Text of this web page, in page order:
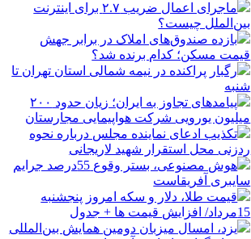
ماجرای اعمال ضریب ۲.۷ برای اینترنت
بین‌الملل چیست؟
بازده صندوق‌های املاک در برابر جهش
قیمت مسکن؛ کدام برنده شد؟
رگبار پراکنده در نیمه شمالی استان تهران تا
شنبه
پیامدهای تجاوز به ایران؛ زیان حدود ۲۰۰
میلیون یورویی شرکت هواپیمایی مجارستان
تکذیب ادعای نماینده مجلس درباره نحوه
ردزنی محل استقرار شهید لاریجانی
هوش مصنوعی، بستر وقوع 55درصد جرایم
سایبری آفریقاست
قیمت طلا، دلار و سکه امروز پنجشنبه
15مرداد/ افزایش قیمت ها + جدول
یزد، امسال میزبان دومین همایش بین‌المللی